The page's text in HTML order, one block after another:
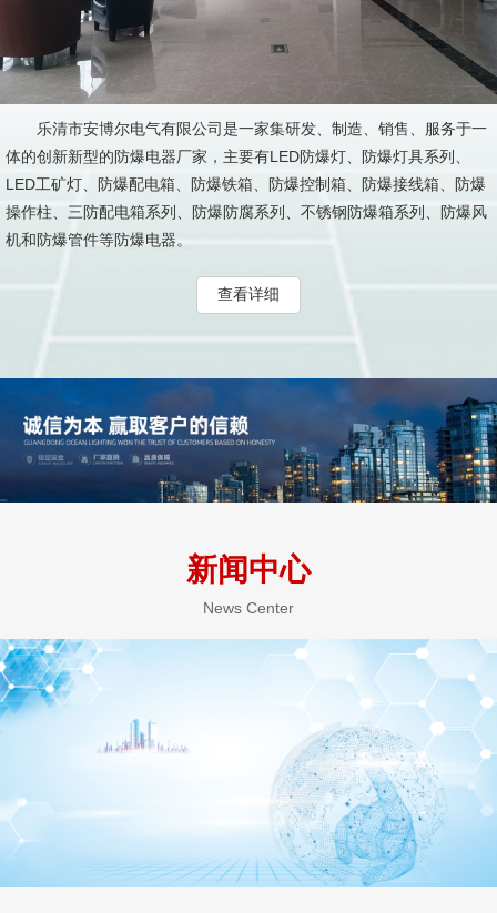
乐清市安博尔电气有限公司是一家集研发、制造、销售、服务于一
体的创新新型的防爆电器厂家，主要有LED防爆灯、防爆灯具系列、
LED工矿灯、防爆配电箱、防爆铁箱、防爆控制箱、防爆接线箱、防爆
操作柱、三防配电箱系列、防爆防腐系列、不锈钢防爆箱系列、防爆风
机和防爆管件等防爆电器。
查看详细
新闻中心
News Center